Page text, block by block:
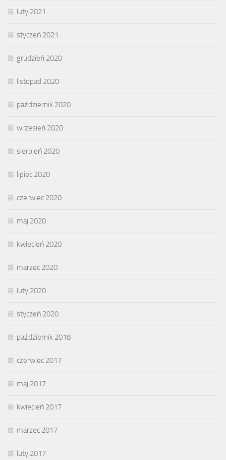
luty 2021
styczeń 2021
grudzień 2020
listopad 2020
październik 2020
wrzesień 2020
sierpień 2020
lipiec 2020
czerwiec 2020
maj 2020
kwiecień 2020
marzec 2020
luty 2020
styczeń 2020
październik 2018
czerwiec 2017
maj 2017
kwiecień 2017
marzec 2017
luty 2017